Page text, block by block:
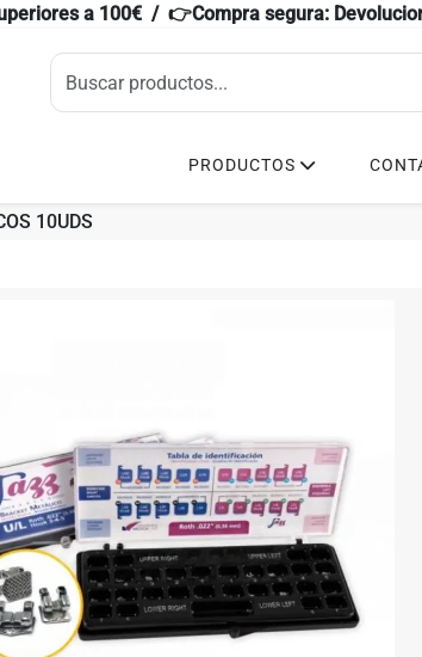
a 100€ / 👉Compra segura:
PRODUCTOS
10UDS